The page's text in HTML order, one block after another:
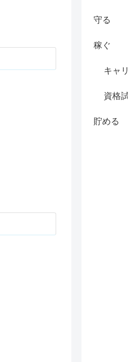
守る
稼ぐ
キャ
資格
貯める